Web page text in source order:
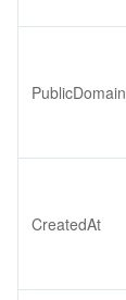
PublicDomain
CreatedAt